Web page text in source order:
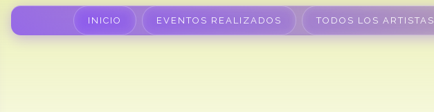
INICIO EVENTOS REALIZADOS TODOS LOS ARTISTAS